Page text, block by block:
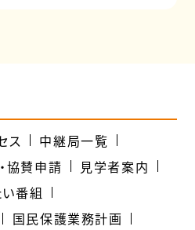
ス
中継局一覧
協賛申請
見学者案内
番組
国民保護業務計画